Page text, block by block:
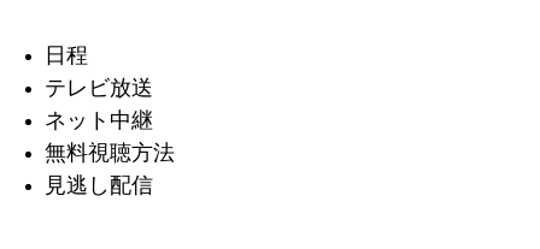
日程
テレビ放送
ネット中継
無料視聴方法
見逃し配信